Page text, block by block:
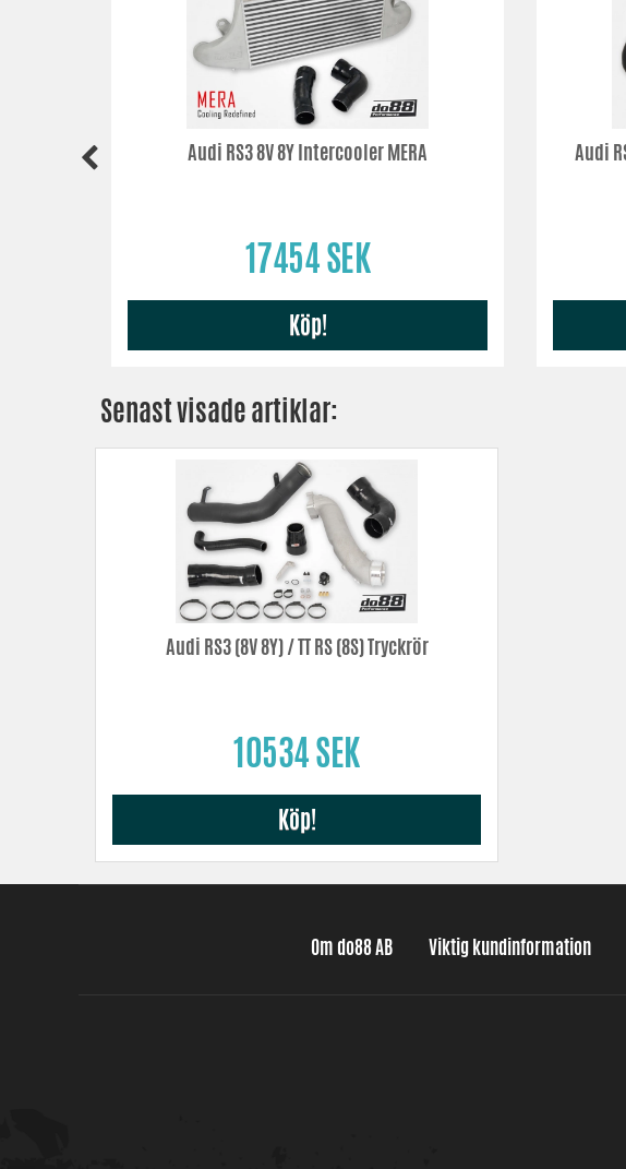
Audi RS3 8V 8Y Intercooler MERA
17454 SEK
Köp!
Audi
Senast visade artiklar:
Audi RS3 (8V 8Y) / TT RS (8S) Tryckrör
10534 SEK
Köp!
Om do88 AB Viktig kundinformation